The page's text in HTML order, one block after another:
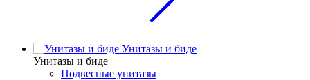
Унитазы и биде
Унитазы и биде
Подвесные унитазы